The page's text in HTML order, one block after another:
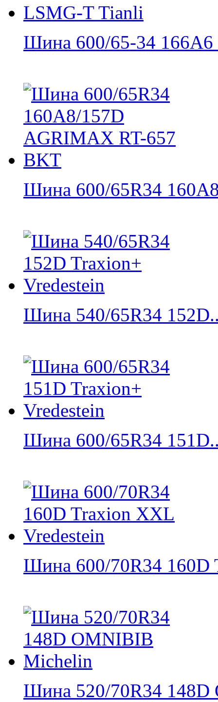
Шина 600/65-34 166A6
Шина 600/65R34
Шина 540/65R34
Шина 600/65R34
Шина 600/70R34 160D
Шина 520/70R34 148D